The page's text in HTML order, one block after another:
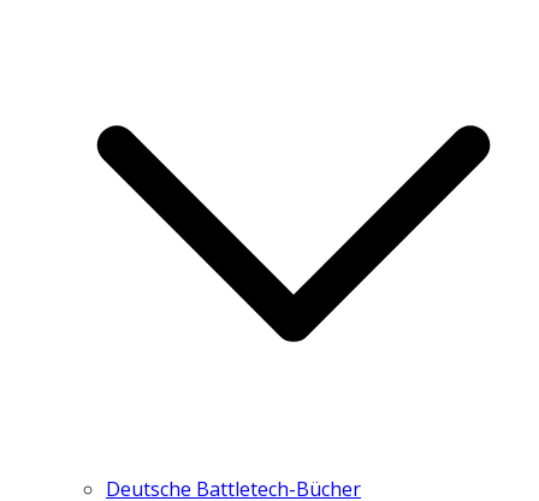
Deutsche Battletech-Bücher